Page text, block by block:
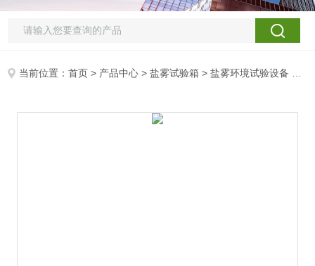
当前位置：首页 > 产品中心 >盐雾试验箱 >盐雾环境试验设备